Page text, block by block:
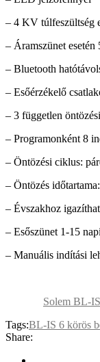
– 4 KV túlfeszültség
– Áramszünet esetén
– Bluetooth
– Esőérzékelő
– 3 független
– Programonként 8
– Öntözési ciklus:
– Öntözés
– Évszakhoz
– Esőszünet 1-15
– Manuális indítási
Solem BL-
Tags:BL-IS 6 körös
Share: